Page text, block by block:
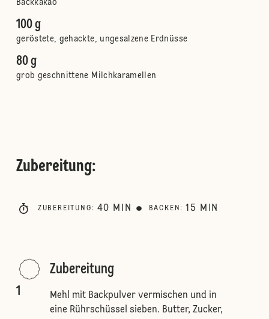
Backkakao
100 g
geröstete, gehackte, ungesalzene Erdnüsse
80 g
grob geschnittene Milchkaramellen
Zubereitung:
ZUBEREITUNG : 40 MIN BACKEN : 15 MIN
1
Zubereitung
Mehl mit Backpulver vermischen und in
eine Rührschüssel sieben. Butter, Zucker,